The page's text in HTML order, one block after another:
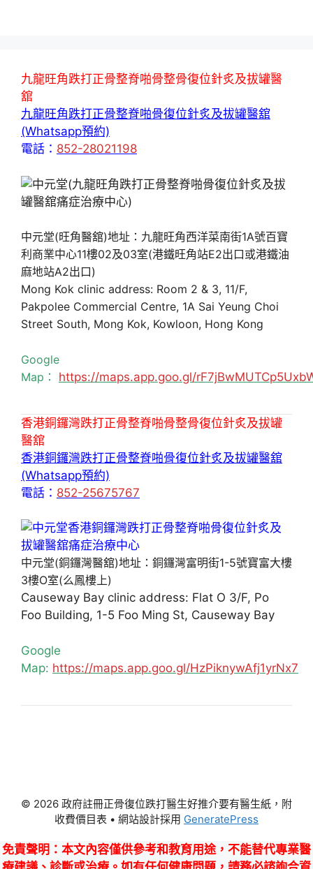
九龍旺角跌打正骨整脊啪骨整骨復位針炙及拔罐醫
舘
九龍旺角跌打正骨整脊啪骨復位針炙及拔罐醫舘
(Whatsapp預約)
電話： 852-28021198
中元堂(旺角醫舘)地址：九龍旺角西洋菜南街1A號百寶
利商業中心11樓02及03室(港鐵旺角站E2出口或港鐵油
麻地站A2出口)
Mong Kok clinic address: Room 2 & 3, 11/F,
Pakpolee Commercial Centre, 1A Sai Yeung Choi
Street South, Mong Kok, Kowloon, Hong Kong
Google
Map： https://maps.app.goo.gl/
香港銅鑼灣跌打正骨整脊啪骨整骨復位針炙及拔罐
醫舘
香港銅鑼灣跌打正骨整脊啪骨復位針炙及拔罐醫舘
(Whatsapp預約)
電話： 852-25675767
中元堂(銅鑼灣醫舘)地址：銅鑼灣富明街1-5號寶富大樓
3樓O室(么鳳樓上)
Causeway Bay clinic address: Flat O 3/F, Po
Foo Building, 1-5 Foo Ming St, Causeway Bay
Google
Map: https://maps.app.goo.gl/HzPiknywAfj1yrNx7
© 2026 政府註冊正骨復位跌打醫生好推介要有醫生紙，附
收費價目表 • 網站設計採用 GeneratePress
免責聲明 ：本文內容僅供參考和教育用途，不能替代專業醫